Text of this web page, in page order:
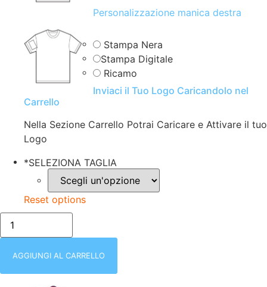
Personalizzazione manica destra
Stampa Nera
Stampa Digitale
Ricamo
Inviaci il Tuo Logo Caricandolo nel
Carrello
Nella Sezione Carrello Potrai Caricare e Attivare il tuo
Logo
*SELEZIONA TAGLIA
Reset options
FR614440
NERO
FRUIT
THE
|
AGGIUNGI AL CARRELLO